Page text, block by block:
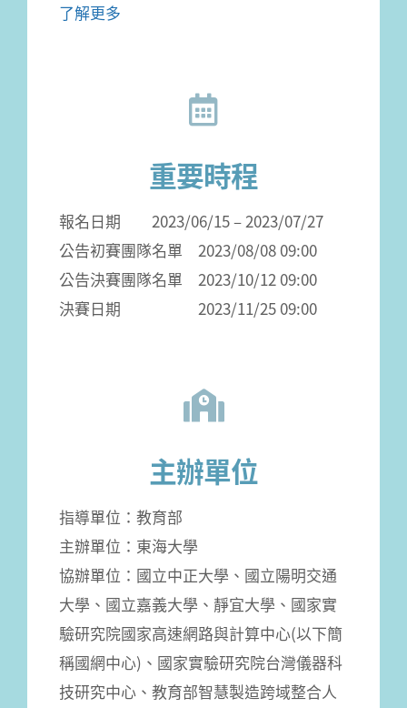
了解更多
重要時程
報名日期 2023/06/15 – 2023/07/27
公告初賽團隊名單 2023/08/08 09:00
公告決賽團隊名單 2023/10/12 09:00
決賽日期 2023/11/25 09:00
主辦單位
指導單位：教育部
主辦單位：東海大學
協辦單位：國立中正大學、國立陽明交通
大學、國立嘉義大學、靜宜大學、國家實
驗研究院國家高速網路與計算中心(以下簡
稱國網中心)、國家實驗研究院台灣儀器科
技研究中心、教育部智慧製造跨域整合人